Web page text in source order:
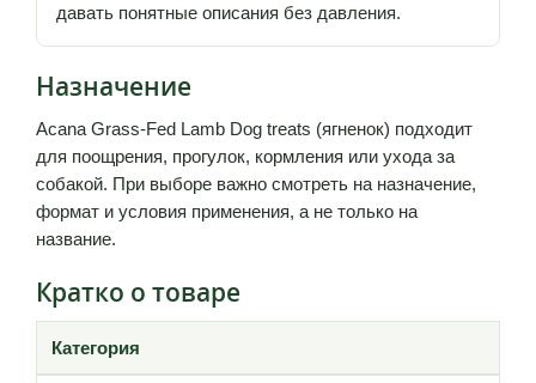
давать понятные описания без давления.
Назначение
Acana Grass-Fed Lamb Dog treats (ягненок) подходит
для поощрения, прогулок, кормления или ухода за
собакой. При выборе важно смотреть на назначение,
формат и условия применения, а не только на
название.
Кратко о товаре
Категория